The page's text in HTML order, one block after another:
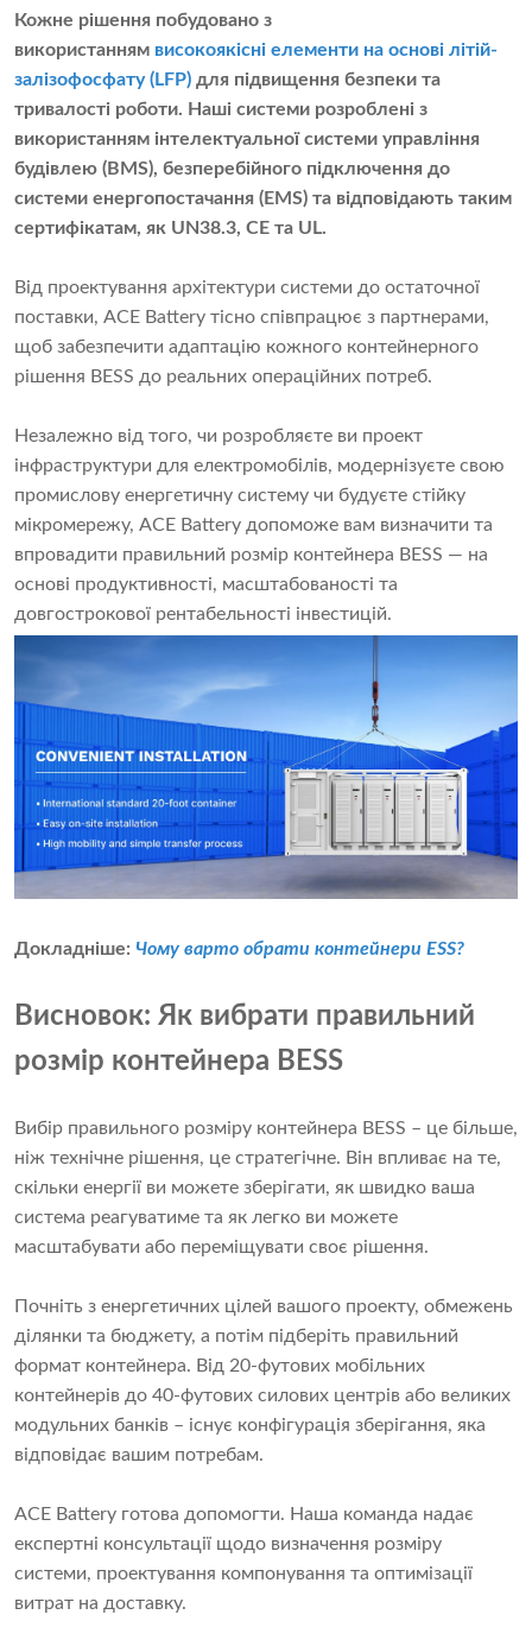
Кожне рішення побудовано з
використанням високоякісні елементи на основі літій-
залізофосфату (LFP) для підвищення безпеки та
тривалості роботи. Наші системи розроблені з
використанням інтелектуальної системи управління
будівлею (BMS), безперебійного підключення до
системи енергопостачання (EMS) та відповідають таким
сертифікатам, як UN38.3, CE та UL.
Від проектування архітектури системи до остаточної
поставки, ACE Battery тісно співпрацює з партнерами,
щоб забезпечити адаптацію кожного контейнерного
рішення BESS до реальних операційних потреб.
Незалежно від того, чи розробляєте ви проект
інфраструктури для електромобілів, модернізуєте свою
промислову енергетичну систему чи будуєте стійку
мікромережу, ACE Battery допоможе вам визначити та
впровадити правильний розмір контейнера BESS — на
основі продуктивності, масштабованості та
довгострокової рентабельності інвестицій.
Докладніше: Чому варто обрати контейнери ESS?
Висновок: Як вибрати правильний
розмір контейнера BESS
Вибір правильного розміру контейнера BESS – це більше,
ніж технічне рішення, це стратегічне. Він впливає на те,
скільки енергії ви можете зберігати, як швидко ваша
система реагуватиме та як легко ви можете
масштабувати або переміщувати своє рішення.
Почніть з енергетичних цілей вашого проекту, обмежень
ділянки та бюджету, а потім підберіть правильний
формат контейнера. Від 20-футових мобільних
контейнерів до 40-футових силових центрів або великих
модульних банків – існує конфігурація зберігання, яка
відповідає вашим потребам.
ACE Battery готова допомогти. Наша команда надає
експертні консультації щодо визначення розміру
системи, проектування компонування та оптимізації
витрат на доставку.